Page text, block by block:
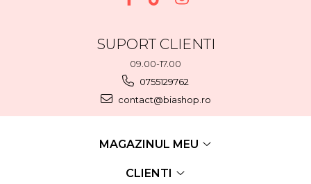
SUPORT CLIENTI
09.00-17.00
0755129762
contact@biashop.ro
MAGAZINUL MEU
CLIENTI